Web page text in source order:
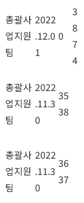
총괄사
업지원
팀
2022
.12.0
1
0
3
8
7
4
총괄사
업지원
팀
2022
.11.3
0
35
38
총괄사
업지원
팀
2022
.11.3
0
36
37